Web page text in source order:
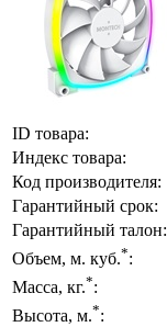
ID товара:
Индекс товара:
Код производителя:
Гарантийный срок:
Гарантийный талон:
Объем, м. куб.*:
Масса, кг.*:
Высота, м.*: